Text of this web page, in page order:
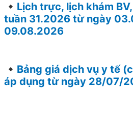
Lịch trực, lịch khám
tuần 31.2026 từ ngày
09.08.2026
Bảng giá dịch vụ y tế
áp dụng từ ngày 28/07/